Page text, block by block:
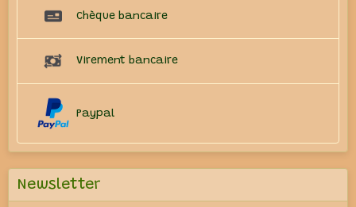
Chèque bancaire
Virement bancaire
Paypal
Newsletter